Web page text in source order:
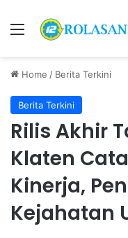
Menu
Home / Berita Terkini
Berita Terkini
Rilis Akhir
Klaten
Kinerja,
Kejahatan